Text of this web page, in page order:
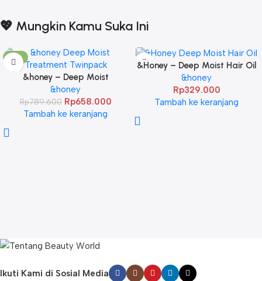
💖 Mungkin Kamu Suka Ini
-17%
&honey – Deep Moist
Treatment 445 g Twinpack
&honey
Rp789.600 Rp658.000
Tambah ke keranjang
&Honey – Deep Moist Hair Oil
3.0 100ml
&honey
Rp329.000
Tambah ke keranjang
Ikuti Kami di Sosial Media